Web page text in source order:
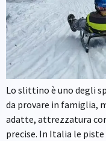
Lo slittino è uno degli
da provare in famiglia,
adatte, attrezzatura
precise. In Italia le